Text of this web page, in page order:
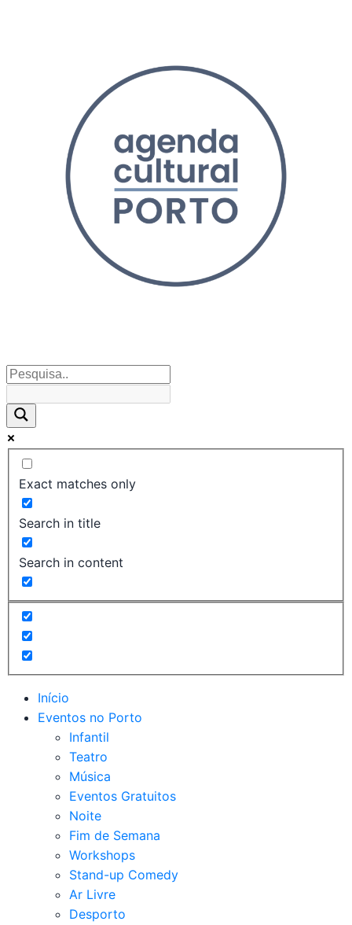
Exact matches only
Search in title
Search in content
Início
Eventos no Porto
Infantil
Teatro
Música
Eventos Gratuitos
Noite
Fim de Semana
Workshops
Stand-up Comedy
Ar Livre
Desporto